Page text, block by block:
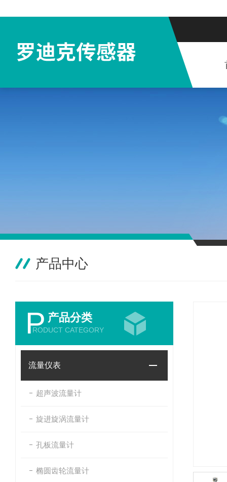
产品中心
P 产品分类
RODUCT CATEGORY
流量仪表
超声波流量计
旋进旋涡流量计
孔板流量计
椭圆齿轮流量计